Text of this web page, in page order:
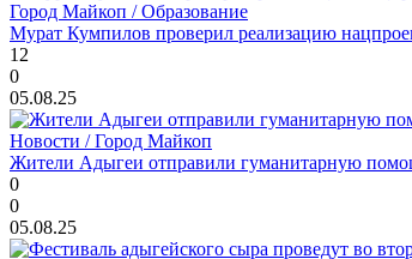
Город Майкоп / Образование
Мурат Кумпилов проверил реализацию
12
0
05.08.25
Новости / Город Майкоп
Жители Адыгеи отправили гуманитарную
0
0
05.08.25